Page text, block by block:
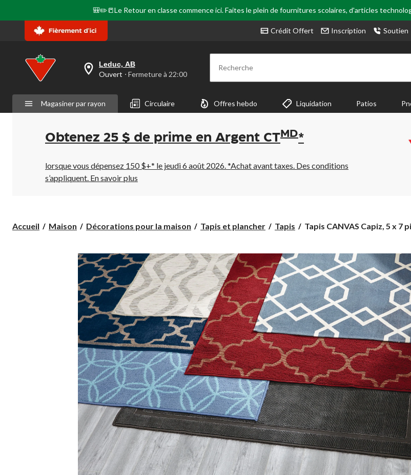
🎒✏️📒Le Retour en classe commence ici. Faites le plein de fournitures scolaires, d'articles
Crédit Offert Inscription Soutien
votre
est
Leduc,
AB,
Fermeture
à
22:00
cliquer
pour
Leduc, AB
Ouvert ⋅ Fermeture à 22:00 Recherche
Magasiner par rayon Circulaire Offres hebdo Liquidation Patios
Obtenez 25 $ de prime en Argent CT MD*
lorsque vous dépensez 150 $+* le jeudi 6 août 2026. *Achat avant taxes. Des conditions
s’appliquent. En savoir plus
Accueil Maison Décorations pour la maison Tapis et plancher Tapis
Tapis
5
x
7
pi
Tapis CANVAS Capiz, 5 x 7 pi